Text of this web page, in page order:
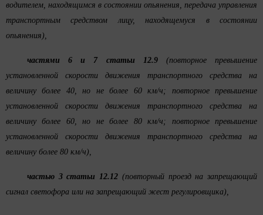
водителем, находящимся в состоянии опьянения, передача управления
транспортным средством лицу, находящемуся в состоянии
опьянения),
частями 6 и 7 статьи 12.9(повторное превышение
установленной скорости движения транспортного средства на
величину более 40, но не более 60 км/ч; повторное превышение
установленной скорости движения транспортного средства на
величину более 60, но не более 80 км/ч; повторное превышение
установленной скорости движения транспортного средства на
величину более 80 км/ч),
частью 3 статьи 12.12 (повторный проезд на запрещающий
сигнал светофора или на запрещающий жест регулировщика),